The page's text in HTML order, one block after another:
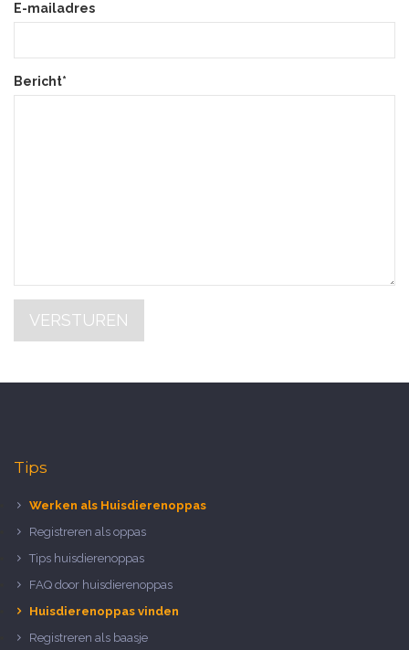
E-mailadres
Bericht*
VERSTUREN
Tips
Werken als Huisdierenoppas
Registreren als oppas
Tips huisdierenoppas
FAQ door huisdierenoppas
Huisdierenoppas vinden
Registreren als baasje